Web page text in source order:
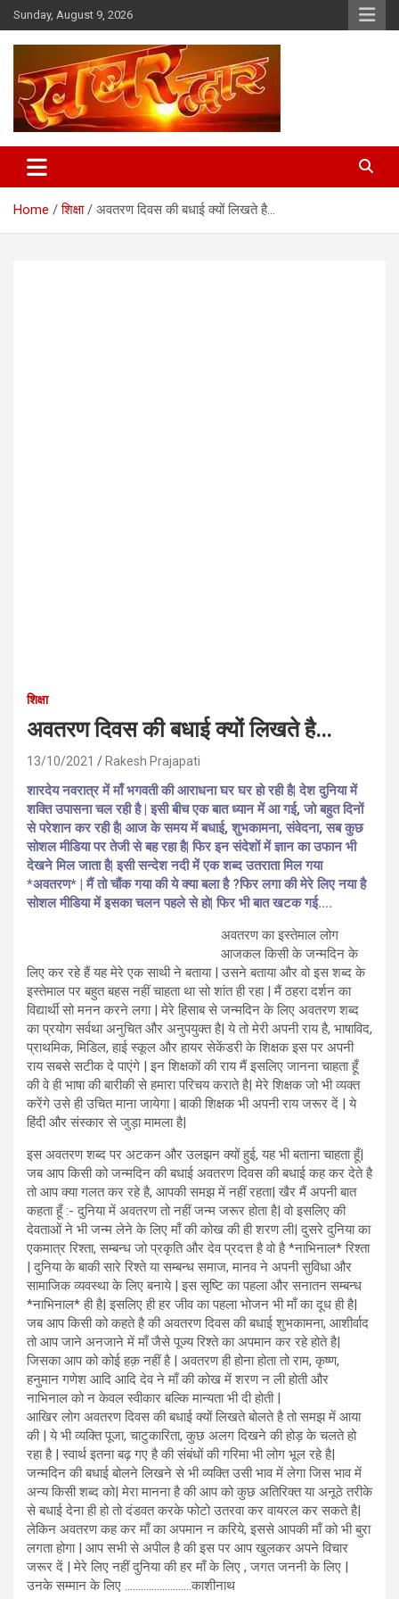
Skip
to
content
Sunday, August 9, 2026
Khabar Dwar
Home शिक्षा अवतरण दिवस की बधाई क्यों लिखते है…
शिक्षा
अवतरण दिवस की बधाई क्यों लिखते है…
13/10/2021 Rakesh Prajapati
शारदेय नवरात्र में माँ भगवती की आराधना घर घर हो रही है| देश दुनिया में
शक्ति उपासना चल रही है | इसी बीच एक बात ध्यान में आ गई, जो बहुत दिनों
से परेशान कर रही है| आज के समय में बधाई, शुभकामना, संवेदना, सब कुछ
सोशल मीडिया पर तेजी से बह रहा है| फिर इन संदेशों में ज्ञान का उफान भी
देखने मिल जाता है| इसी सन्देश नदी में एक शब्द उतराता मिल गया
*अवतरण* | मैं तो चौंक गया की ये क्या बला है ?फिर लगा की मेरे लिए नया है
सोशल मीडिया में इसका चलन पहले से हो| फिर भी बात खटक गई….
अवतरण का इस्तेमाल लोग
आजकल किसी के जन्मदिन के
लिए कर रहे हैं यह मेरे एक साथी ने बताया | उसने बताया और वो इस शब्द के
इस्तेमाल पर बहुत बहस नहीं चाहता था सो शांत ही रहा | मैं ठहरा दर्शन का
विद्यार्थी सो मनन करने लगा | मेरे हिसाब से जन्मदिन के लिए अवतरण शब्द
का प्रयोग सर्वथा अनुचित और अनुपयुक्त है| ये तो मेरी अपनी राय है, भाषाविद,
प्राथमिक, मिडिल, हाई स्कूल और हायर सेकेंडरी के शिक्षक इस पर अपनी
राय सबसे सटीक दे पाएंगे | इन शिक्षकों की राय मैं इसलिए जानना चाहता हूँ
की वे ही भाषा की बारीकी से हमारा परिचय कराते है| मेरे शिक्षक जो भी व्यक्त
करेंगे उसे ही उचित माना जायेगा | बाकी शिक्षक भी अपनी राय जरूर दें | ये
हिंदी और संस्कार से जुड़ा मामला है|
इस अवतरण शब्द पर अटकन और उलझन क्यों हुई, यह भी बताना चाहता हूँ|
जब आप किसी को जन्मदिन की बधाई अवतरण दिवस की बधाई कह कर देते है
तो आप क्या गलत कर रहे है, आपकी समझ में नहीं रहता| खैर मैं अपनी बात
कहता हूँ :- दुनिया में अवतरण तो नहीं जन्म जरूर होता है| वो इसलिए की
देवताओं ने भी जन्म लेने के लिए माँ की कोख की ही शरण ली| दुसरे दुनिया का
एकमात्र रिश्ता, सम्बन्ध जो प्रकृति और देव प्रदत्त है वो है *नाभिनाल* रिश्ता
| दुनिया के बाकी सारे रिश्ते या सम्बन्ध समाज, मानव ने अपनी सुविधा और
सामाजिक व्यवस्था के लिए बनाये | इस सृष्टि का पहला और सनातन सम्बन्ध
*नाभिनाल* ही है| इसलिए ही हर जीव का पहला भोजन भी माँ का दूध ही है|
जब आप किसी को कहते है की अवतरण दिवस की बधाई शुभकामना, आशीर्वाद
तो आप जाने अनजाने में माँ जैसे पूज्य रिश्ते का अपमान कर रहे होते है|
जिसका आप को कोई हक़ नहीं है | अवतरण ही होना होता तो राम, कृष्ण,
हनुमान गणेश आदि आदि देव ने माँ की कोख में शरण न ली होती और
नाभिनाल को न केवल स्वीकार बल्कि मान्यता भी दी होती |
आखिर लोग अवतरण दिवस की बधाई क्यों लिखते बोलते है तो समझ में आया
की | ये भी व्यक्ति पूजा, चाटुकारिता, कुछ अलग दिखने की होड़ के चलते हो
रहा है | स्वार्थ इतना बढ़ गए है की संबंधों की गरिमा भी लोग भूल रहे है|
जन्मदिन की बधाई बोलने लिखने से भी व्यक्ति उसी भाव में लेगा जिस भाव में
अन्य किसी शब्द को| मेरा मानना है की आप को कुछ अतिरिक्त या अनूठे तरीके
से बधाई देना ही हो तो दंडवत करके फोटो उतरवा कर वायरल कर सकते है|
लेकिन अवतरण कह कर माँ का अपमान न करिये, इससे आपकी माँ को भी बुरा
लगता होगा | आप सभी से अपील है की इस पर आप खुलकर अपने विचार
जरूर दें | मेरे लिए नहीं दुनिया की हर माँ के लिए , जगत जननी के लिए |
उनके सम्मान के लिए …………………….काशीनाथ